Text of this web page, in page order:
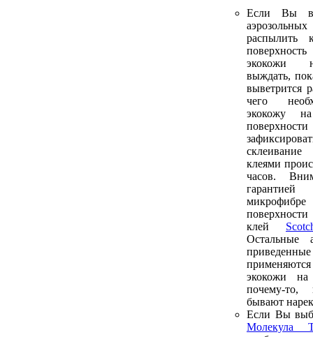
Если Вы
распылить
экокожи
выждать,
выветрится
чего
экокожу
клеями
часов.
клей
Остальные
экокожи
почему-
бывают
Если Вы
Молекула